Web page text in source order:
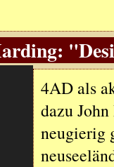
4AD als
dazu
neugierig